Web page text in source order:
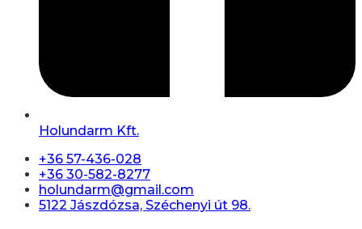
Holundarm Kft.
+36 57-436-028
+36 30-582-8277
holundarm@gmail.com
5122 Jászdózsa, Széchenyi út 98.